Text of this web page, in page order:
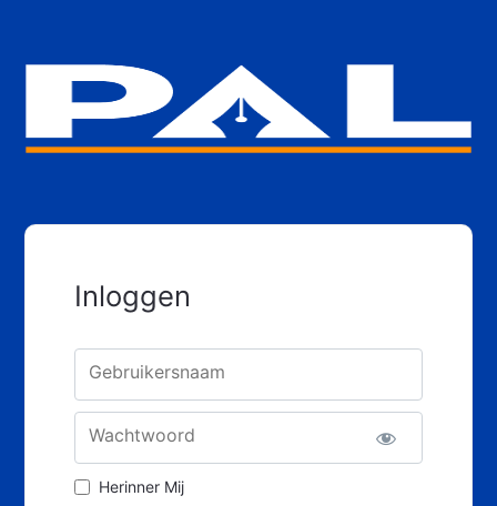
Inloggen
Gebruikersnaam
Wachtwoord
Herinner Mij